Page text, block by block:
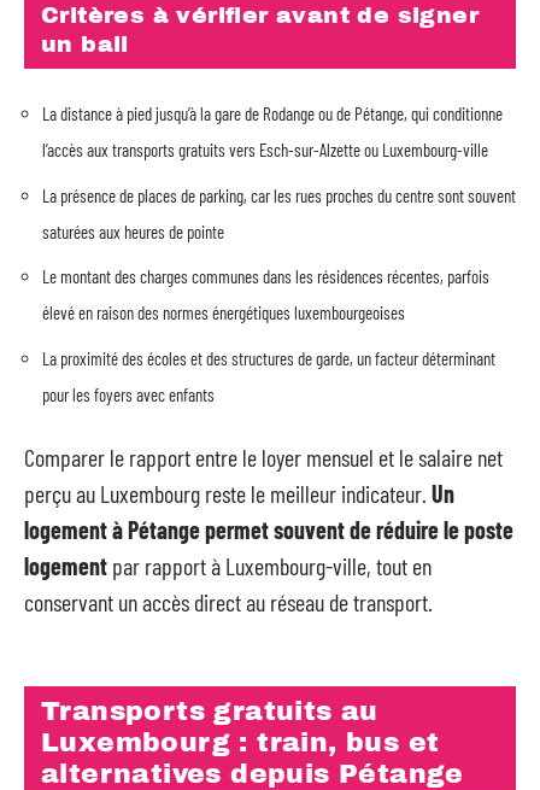
Critères à vérifier avant de signer
un bail
La distance à pied jusqu’à la gare de Rodange ou de Pétange, qui conditionne
l’accès aux transports gratuits vers Esch-sur-Alzette ou Luxembourg-ville
La présence de places de parking, car les rues proches du centre sont souvent
saturées aux heures de pointe
Le montant des charges communes dans les résidences récentes, parfois
élevé en raison des normes énergétiques luxembourgeoises
La proximité des écoles et des structures de garde, un facteur déterminant
pour les foyers avec enfants
Comparer le rapport entre le loyer mensuel et le salaire net
perçu au Luxembourg reste le meilleur indicateur. Un
logement à Pétange permet souvent de réduire le poste
logement par rapport à Luxembourg-ville, tout en
conservant un accès direct au réseau de transport.
Transports gratuits au
Luxembourg : train, bus et
alternatives depuis Pétange